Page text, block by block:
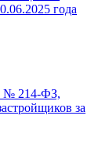
года
№ 214-ФЗ,
за